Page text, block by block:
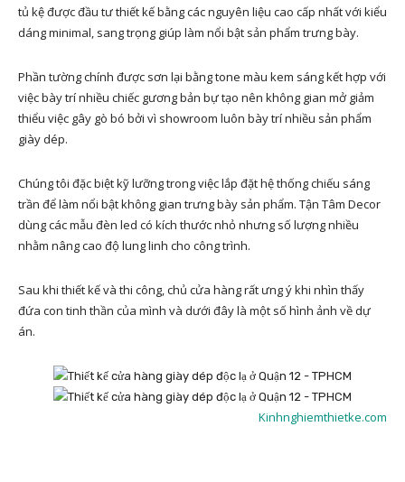
tủ kệ được đầu tư thiết kế bằng các nguyên liệu cao cấp nhất với kiểu
dáng minimal, sang trọng giúp làm nổi bật sản phẩm trưng bày.
Phần tường chính được sơn lại bằng tone màu kem sáng kết hợp với
việc bày trí nhiều chiếc gương bản bự tạo nên không gian mở giảm
thiểu việc gây gò bó bởi vì showroom luôn bày trí nhiều sản phẩm
giày dép.
Chúng tôi đặc biệt kỹ lưỡng trong việc lắp đặt hệ thống chiếu sáng
trần để làm nổi bật không gian trưng bày sản phẩm. Tận Tâm Decor
dùng các mẫu đèn led có kích thước nhỏ nhưng số lượng nhiều
nhằm nâng cao độ lung linh cho công trình.
Sau khi thiết kế và thi công, chủ cửa hàng rất ưng ý khi nhìn thấy
đứa con tinh thần của mình và dưới đây là một số hình ảnh về dự
án.
Kinhnghiemthietke.com